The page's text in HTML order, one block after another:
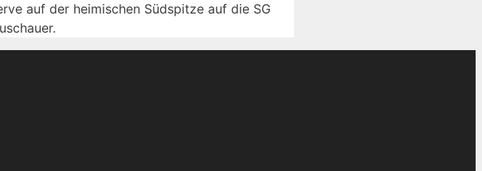
auf der heimischen Südspitze auf die SG